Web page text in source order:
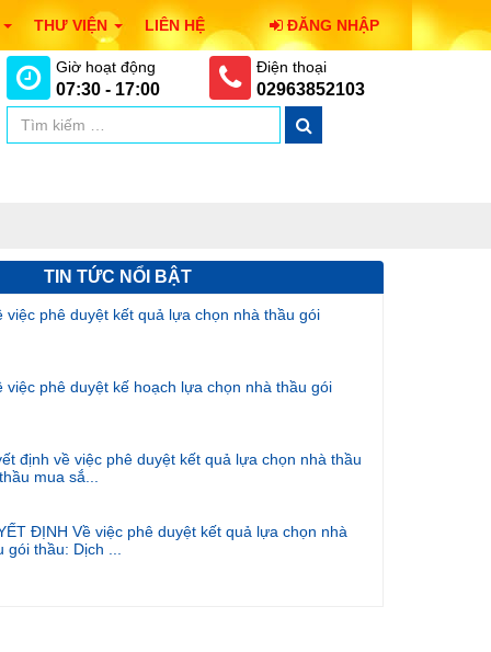
THƯ VIỆN LIÊN HỆ ĐĂNG NHẬP
Giờ hoạt động
07:30 - 17:00
Điện thoại
02963852103
TIN TỨC NỔI BẬT
việc phê duyệt kết quả lựa chọn nhà thầu gói
việc phê duyệt kế hoạch lựa chọn nhà thầu gói
mua sắ...
ĐỊNH Về việc phê duyệt kết quả lựa chọn nhà
gói thầu: Dịch ...